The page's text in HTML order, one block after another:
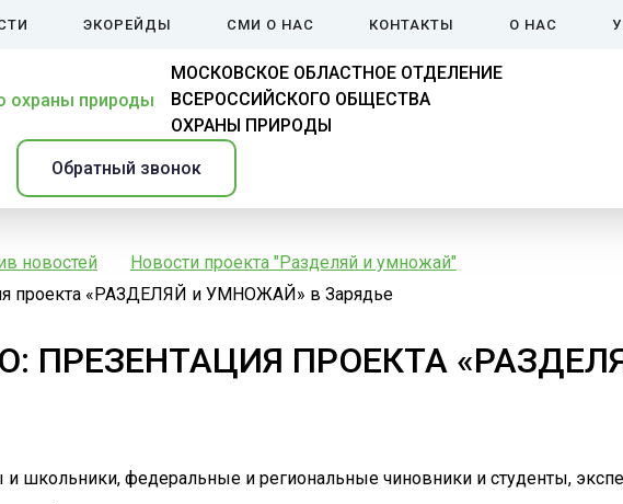
ЭКОРЕЙДЫ СМИ О НАС КОНТАКТЫ О НАС
МОСКОВСКОЕ ОБЛАСТНОЕ ОТДЕЛЕНИЕ
ВСЕРОССИЙСКОГО ОБЩЕСТВА
ОХРАНЫ ПРИРОДЫ
Обратный звонок
новостей
Новости проекта "Разделяй и умножай"
проекта «РАЗДЕЛЯЙ и УМНОЖАЙ» в Зарядье
ПРЕЗЕНТАЦИЯ ПРОЕКТА
и школьники, федеральные и региональные чиновники и студенты,